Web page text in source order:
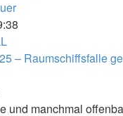
– Raumschiffsfalle
und manchmal